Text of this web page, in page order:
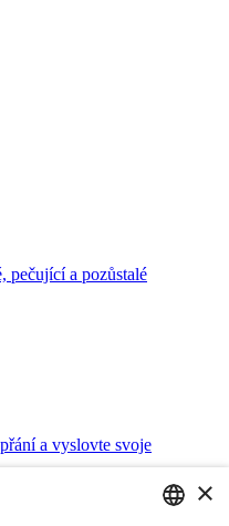
pečující a pozůstalé
a vyslovte svoje
×